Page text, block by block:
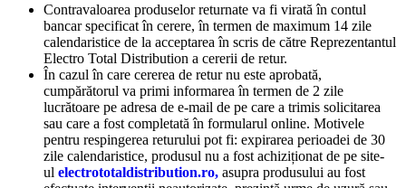
Contravaloarea produselor returnate va fi virată în contul
bancar specificat în cerere, în termen de maximum 14 zile
calendaristice de la acceptarea în scris de către Reprezentantul
Electro Total Distribution a cererii de retur.
În cazul în care cererea de retur nu este aprobată,
cumpărătorul va primi informarea în termen de 2 zile
lucrătoare pe adresa de e-mail de pe care a trimis solicitarea
sau care a fost completată în formularul online. Motivele
pentru respingerea returului pot fi: expirarea perioadei de 30
zile calendaristice, produsul nu a fost achiziționat de pe site-
ul electrototaldistribution.ro, asupra produsului au fost